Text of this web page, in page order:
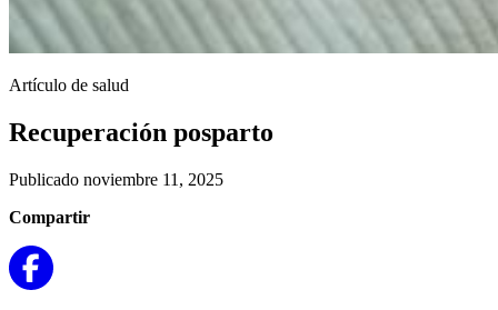
Artículo de salud
Recuperación posparto
Publicado noviembre 11, 2025
Compartir